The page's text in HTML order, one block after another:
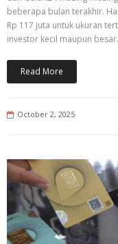
beberapa bulan terakhir.
Rp 117 juta untuk ukuran
investor kecil maupun
Read More
October 2, 2025